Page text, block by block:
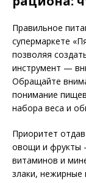
Правильное
супермаркете
позволяя
инструмент —
Обращайте
понимание
набора веса и
Приоритет
овощи и фрукты
витаминов и
злаки, нежирные